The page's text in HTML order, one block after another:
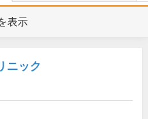
表示
ニック